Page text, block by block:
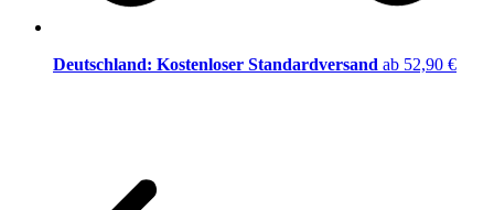
Deutschland: Kostenloser Standardversand ab 52,90 €